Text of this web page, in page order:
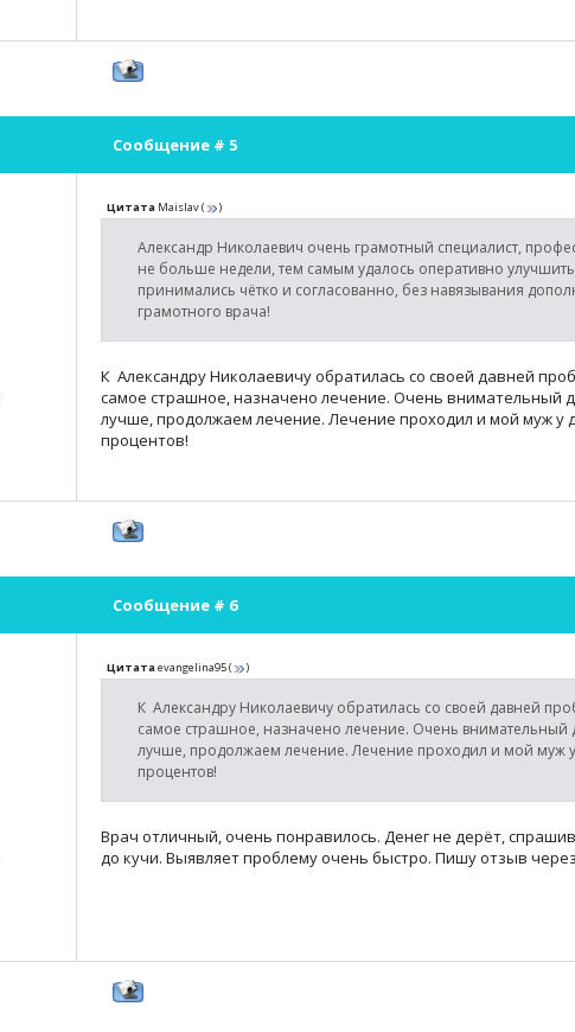
Сообщение # 5
Цитата Maislav( )
Александр Николаевич очень грамотный специалист,
не больше недели, тем самым удалось оперативно
принимались чётко и согласованно, без навязывания
грамотного врача!
К Александру Николаевичу обратилась со своей давней
самое страшное, назначено лечение. Очень внимательный
лучше, продолжаем лечение. Лечение проходил и мой муж у
процентов!
Сообщение # 6
Цитатаevangelina95( )
К Александру Николаевичу обратилась со своей давней
самое страшное, назначено лечение. Очень внимательный
лучше, продолжаем лечение. Лечение проходил и мой муж
процентов!
Врач отличный, очень понравилось. Денег не дерёт,
до кучи. Выявляет проблему очень быстро. Пишу отзыв